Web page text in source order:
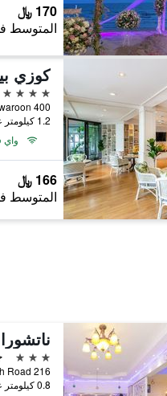
170 ﷼
المتوسط
كوزي
4 نجوم
400 Moo 12 Soi Rajchawaroon, باتايا, تايلاند
1.2 كيلومتر عن وسط المدينة
واي
166 ﷼
المتوسط
3 نجوم
0.8 كيلومتر عن وسط المدينة